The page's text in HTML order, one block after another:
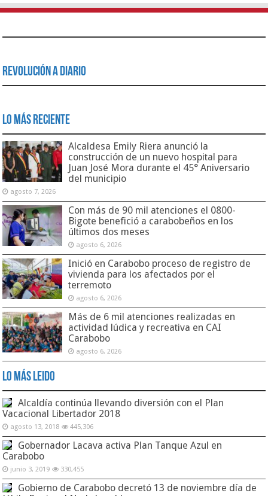
Revolución a Diario
Lo Más Reciente
Alcaldesa Emily Riera anunció la
construcción de un nuevo hospital para
Juan José Mora durante el 45° Aniversario
del municipio
agosto 7, 2026
Con más de 90 mil atenciones el 0800-
Bigote benefició a carabobeños en los
últimos dos meses
agosto 6, 2026
Inició en Carabobo proceso de registro de
vivienda para los afectados por el
terremoto
agosto 6, 2026
Más de 6 mil atenciones realizadas en
actividad lúdica y recreativa en CAI
Carabobo
agosto 6, 2026
Lo Más Leido
Alcaldía continúa llevando diversión con el Plan
Vacacional Libertador 2018
agosto 13, 2018 445,306
Gobernador Lacava activa Plan Tanque Azul en
Carabobo
junio 3, 2019 330,455
Gobierno de Carabobo decretó 13 de noviembre día de